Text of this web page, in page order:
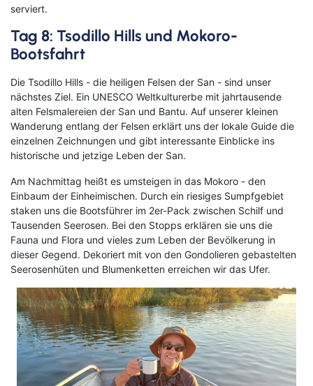
serviert.
Tag 8: Tsodillo Hills und Mokoro-
Bootsfahrt
Die Tsodillo Hills - die heiligen Felsen der San - sind unser
nächstes Ziel. Ein UNESCO Weltkulturerbe mit jahrtausende
alten Felsmalereien der San und Bantu. Auf unserer kleinen
Wanderung entlang der Felsen erklärt uns der lokale Guide die
einzelnen Zeichnungen und gibt interessante Einblicke ins
historische und jetzige Leben der San.
Am Nachmittag heißt es umsteigen in das Mokoro - den
Einbaum der Einheimischen. Durch ein riesiges Sumpfgebiet
staken uns die Bootsführer im 2er-Pack zwischen Schilf und
Tausenden Seerosen. Bei den Stopps erklären sie uns die
Fauna und Flora und vieles zum Leben der Bevölkerung in
dieser Gegend. Dekoriert mit von den Gondolieren gebastelten
Seerosenhüten und Blumenketten erreichen wir das Ufer.